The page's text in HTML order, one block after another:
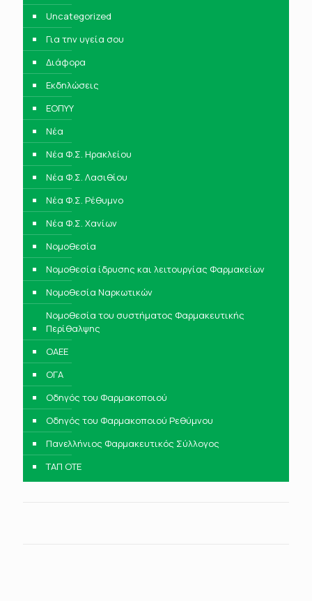
Uncategorized
Για την υγεία σου
Διάφορα
Εκδηλώσεις
ΕΟΠΥΥ
Νέα
Νέα Φ.Σ. Ηρακλείου
Νέα Φ.Σ. Λασιθίου
Νέα Φ.Σ. Ρέθυμνο
Νέα Φ.Σ. Χανίων
Νομοθεσία
Νομοθεσία ίδρυσης και λειτουργίας Φαρμακείων
Νομοθεσία Ναρκωτικών
Νομοθεσία του συστήματος Φαρμακευτικής
Περίθαλψης
ΟΑΕΕ
ΟΓΑ
Οδηγός του Φαρμακοποιού
Οδηγός του Φαρμακοποιού Ρεθύμνου
Πανελλήνιος Φαρμακευτικός Σύλλογος
ΤΑΠ ΟΤΕ